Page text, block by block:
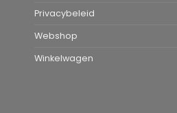
Privacybeleid
Webshop
Winkelwagen